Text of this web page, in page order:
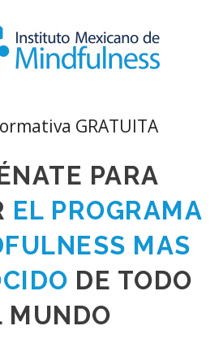
GRATUITA
PARA
EL PROGRAMA
MAS
DE TODO
MUNDO